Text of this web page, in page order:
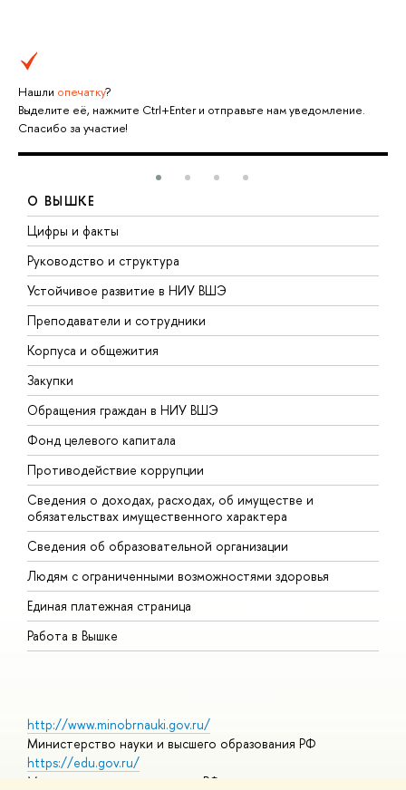
Нашли опечатку?
Выделите её, нажмите Ctrl+Enter и отправьте нам уведомление.
Спасибо за участие!
О ВЫШКЕ
Цифры и факты
Руководство и структура
Устойчивое развитие в НИУ ВШЭ
Преподаватели и сотрудники
Корпуса и общежития
Закупки
Обращения граждан в НИУ ВШЭ
Фонд целевого капитала
Противодействие коррупции
Сведения о доходах, расходах, об имуществе и
обязательствах имущественного характера
Сведения об образовательной организации
Людям с ограниченными возможностями здоровья
Единая платежная страница
Работа в Вышке
http://www.minobrnauki.gov.ru/
Министерство науки и высшего образования РФ
https://edu.gov.ru/
Министерство просвещения РФ